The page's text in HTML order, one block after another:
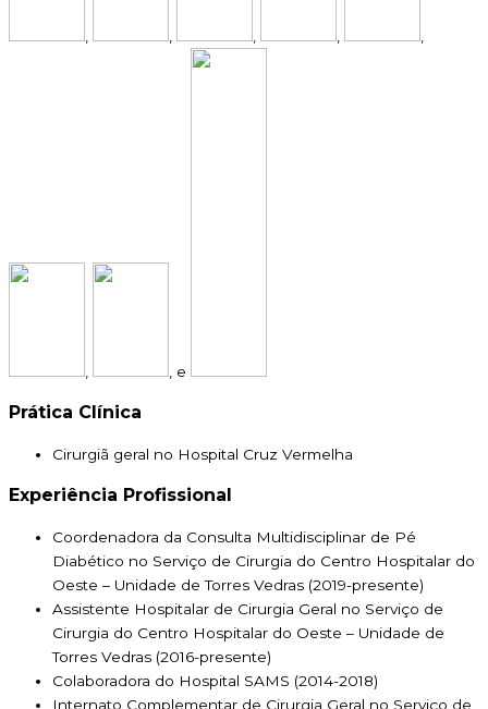
, e
Prática Clínica
Cirurgiã geral no Hospital Cruz Vermelha
Experiência Profissional
Coordenadora da Consulta Multidisciplinar de Pé
Diabético no Serviço de Cirurgia do Centro Hospitalar do
Oeste – Unidade de Torres Vedras (2019-presente)
Assistente Hospitalar de Cirurgia Geral no Serviço de
Cirurgia do Centro Hospitalar do Oeste – Unidade de
Torres Vedras (2016-presente)
Colaboradora do Hospital SAMS (2014-2018)
Internato Complementar de Cirurgia Geral no Serviço de